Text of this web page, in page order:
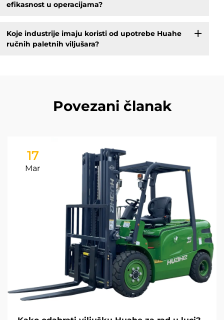
efikasnost u operacijama?
Koje industrije imaju koristi od upotrebe Huahe
ručnih paletnih viljušara?
Povezani članak
17
Mar